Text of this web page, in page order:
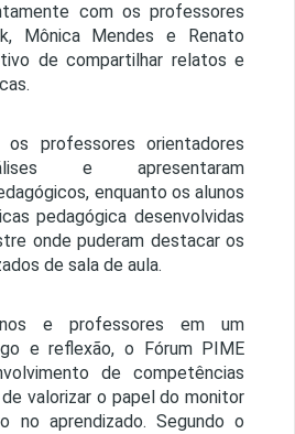
com os professores
Mônica Mendes e Renato
de compartilhar relatos e
os professores orientadores
e apresentaram
enquanto os alunos
pedagógica desenvolvidas
onde puderam destacar os
de sala de aula.
e professores em um
e reflexão, o Fórum PIME
de competências
valorizar o papel do monitor
no aprendizado. Segundo o